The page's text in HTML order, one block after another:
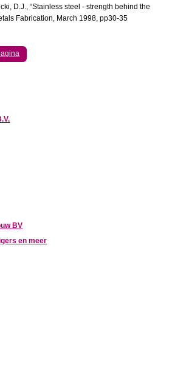
D.J., “Stainless steel - strength behind the
Fabrication, March 1998, pp30-35
BV
en meer